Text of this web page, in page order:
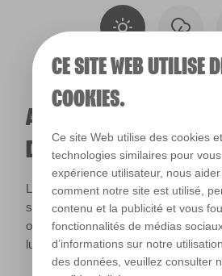
CE SITE WEB UTILISE
COOKIES.
Ce site Web utilise des cookies
technologies similaires pour
expérience utilisateur, nous
comment notre site est utilisé,
contenu et la publicité et vous
fonctionnalités de médias
d’informations sur notre
des données, veuillez consulter
A QUOI RESSEMBLERA
DANS VOTRE MAISON ?
La lumière naturelle et l’éclairage
sur le rendu des couleurs dans votre
outil pour voir le rendu de votre
lumière.